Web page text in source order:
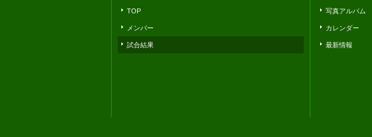
TOP
メンバー
試合結果
写真アルバム
カレンダー
最新情報